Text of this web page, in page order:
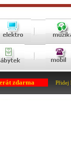
zdarma Přidej